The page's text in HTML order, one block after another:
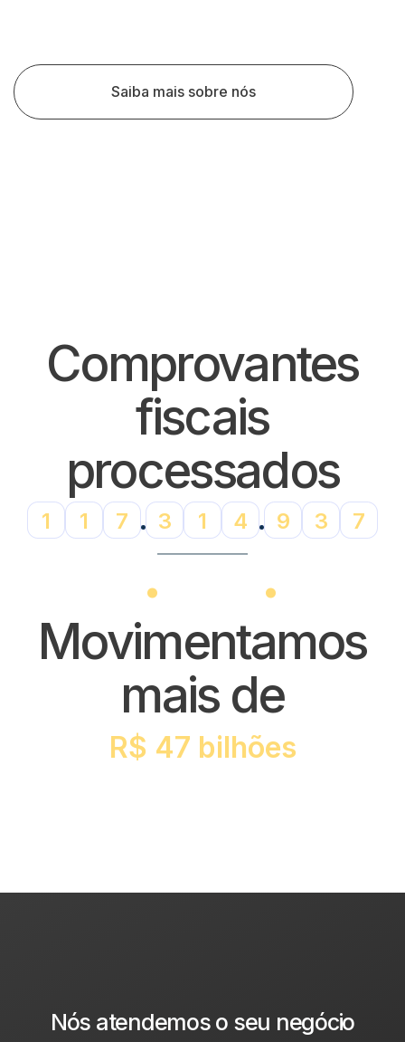
Saiba mais sobre nós
Comprovantes
fiscais
processados
1 1 7
.
3 1 4
.
9 5 2
Movimentamos
mais de
R$ 47 bilhões
Nós atendemos o seu negócio